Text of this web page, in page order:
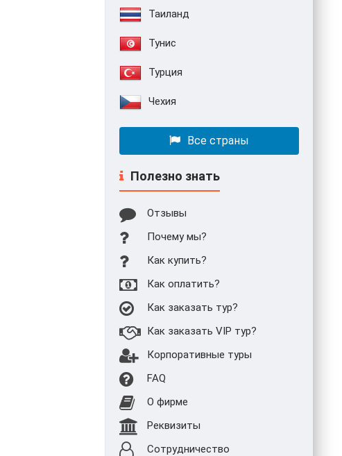
Таиланд
Тунис
Турция
Чехия
Все страны
Полезно знать
Отзывы
Почему мы?
Как купить?
Как оплатить?
Как заказать тур?
Как заказать VIP тур?
Корпоративные туры
FAQ
О фирме
Реквизиты
Сотрудничество